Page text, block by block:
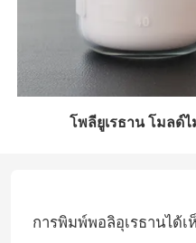
โพลียูเรธาน โมลด์
การพิมพ์พอลิอุเรธานได้